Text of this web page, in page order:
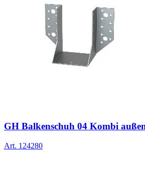
GH Balkenschuh 04 Kombi
Art. 124280